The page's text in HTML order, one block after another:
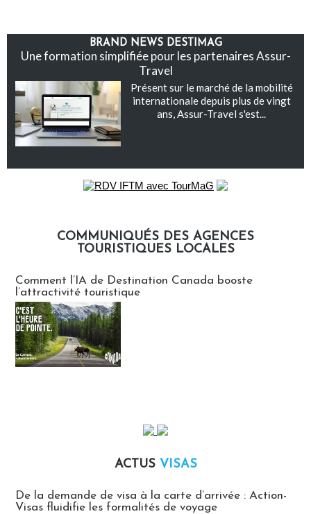
BRAND NEWS DESTIMAG
Une formation simplifiée pour les partenaires Assur-
Travel
Présent sur le marché de la mobilité
internationale depuis plus de vingt
ans, Assur-Travel s'est...
COMMUNIQUÉS DES AGENCES
TOURISTIQUES LOCALES
Comment l’IA de Destination Canada booste
l’attractivité touristique
ACTUS VISAS
De la demande de visa à la carte d’arrivée : Action-
Visas fluidifie les formalités de voyage